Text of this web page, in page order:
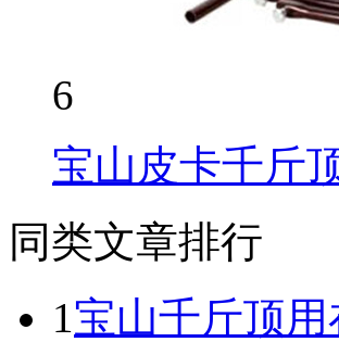
6
宝山皮卡千斤
同类文章排行
1宝山千斤顶